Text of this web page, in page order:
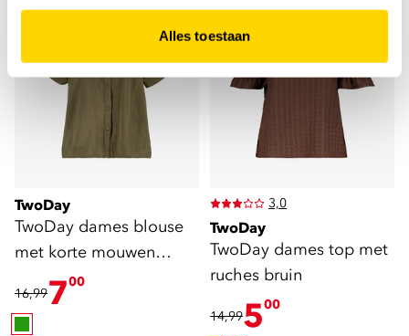
Alles toestaan
sale
TwoDay
TwoDay dames blouse
met korte mouwen
groen
16,99700
sale
3,0
TwoDay
TwoDay dames top met
ruches bruin
14,99500